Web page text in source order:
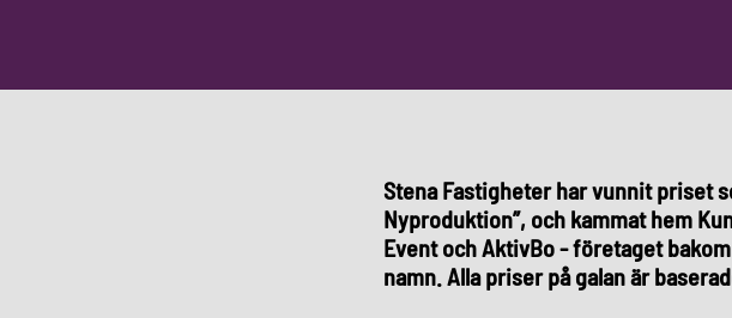
Stena Fastigheter har vunnit priset
Nyproduktion”, och kammat hem
Event och AktivBo - företaget
namn. Alla priser på galan är